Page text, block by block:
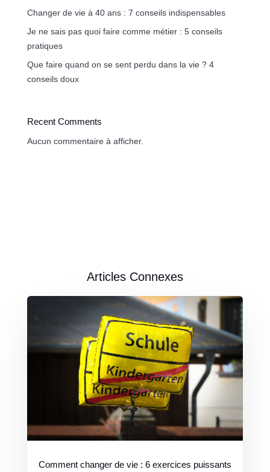
Changer de vie à 40 ans : 7 conseils indispensables
Je ne sais pas quoi faire comme métier : 5 conseils
pratiques
Que faire quand on se sent perdu dans la vie ? 4
conseils doux
Recent Comments
Aucun commentaire à afficher.
Articles Connexes
Comment changer de vie : 6 exercices puissants